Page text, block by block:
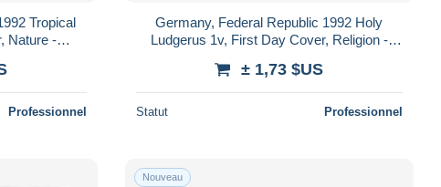
Tropical
Nature -
Professionnel
Germany, Federal Republic 1992 Holy
Ludgerus 1v, First Day Cover, Religion -
± 1,73 $US
Statut Professionnel
Nouveau